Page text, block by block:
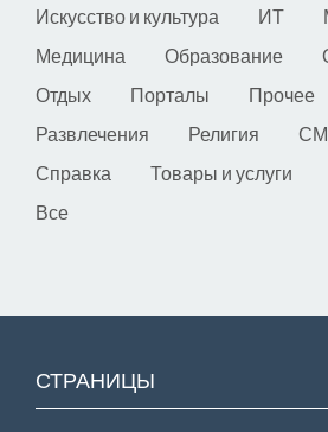
Искусство и культура
ИТ
Медицина
Образование
Отдых
Порталы Прочее
Развлечения
Религия
Справка
Товары и услуги
Все
СТРАНИЦЫ